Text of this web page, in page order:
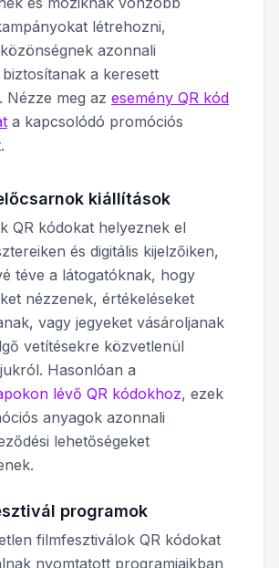
létrehozni,
azonnali
a keresett
Nézze meg az esemény QR kód
a kapcsolódó promóciós
kiállítások
QR kódokat helyeznek el
és digitális kijelzőiken,
téve a látogatóknak, hogy
nézzenek, értékeléseket
vagy jegyeket vásároljanak
vetítésekre közvetlenül
Hasonlóan a
lévő QR kódokhoz, ezek
anyagok azonnali
lehetőségeket
programok
filmfesztiválok QR kódokat
nyomtatott programjaikban